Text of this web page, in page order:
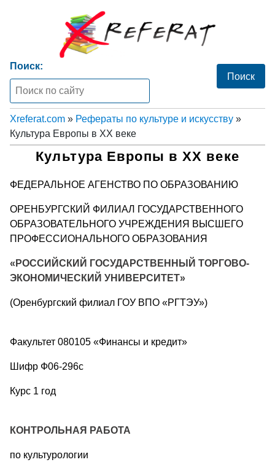
Поиск:
Xreferat.com » Рефераты по культуре и искусству »
Культура Европы в ХХ веке
Культура Европы в ХХ веке
ФЕДЕРАЛЬНОЕ АГЕНСТВО ПО ОБРАЗОВАНИЮ
ОРЕНБУРГСКИЙ ФИЛИАЛ ГОСУДАРСТВЕННОГО
ОБРАЗОВАТЕЛЬНОГО УЧРЕЖДЕНИЯ ВЫСШЕГО
ПРОФЕССИОНАЛЬНОГО ОБРАЗОВАНИЯ
«РОССИЙСКИЙ ГОСУДАРСТВЕННЫЙ ТОРГОВО-
ЭКОНОМИЧЕСКИЙ УНИВЕРСИТЕТ»
(Оренбургский филиал ГОУ ВПО «РГТЭУ»)
Факультет 080105 «Финансы и кредит»
Шифр Ф06-296с
Курс 1 год
КОНТРОЛЬНАЯ РАБОТА
по культурологии